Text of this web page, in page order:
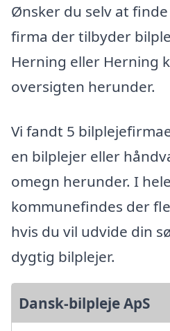
Ønsker du selv at
firma der tilbyder
Herning eller Herning
oversigten herunder.
Vi fandt 5
en bilplejer eller
omegn herunder. I
kommunefindes der
hvis du vil udvide din
dygtig bilplejer.
Dansk-bilpleje ApS